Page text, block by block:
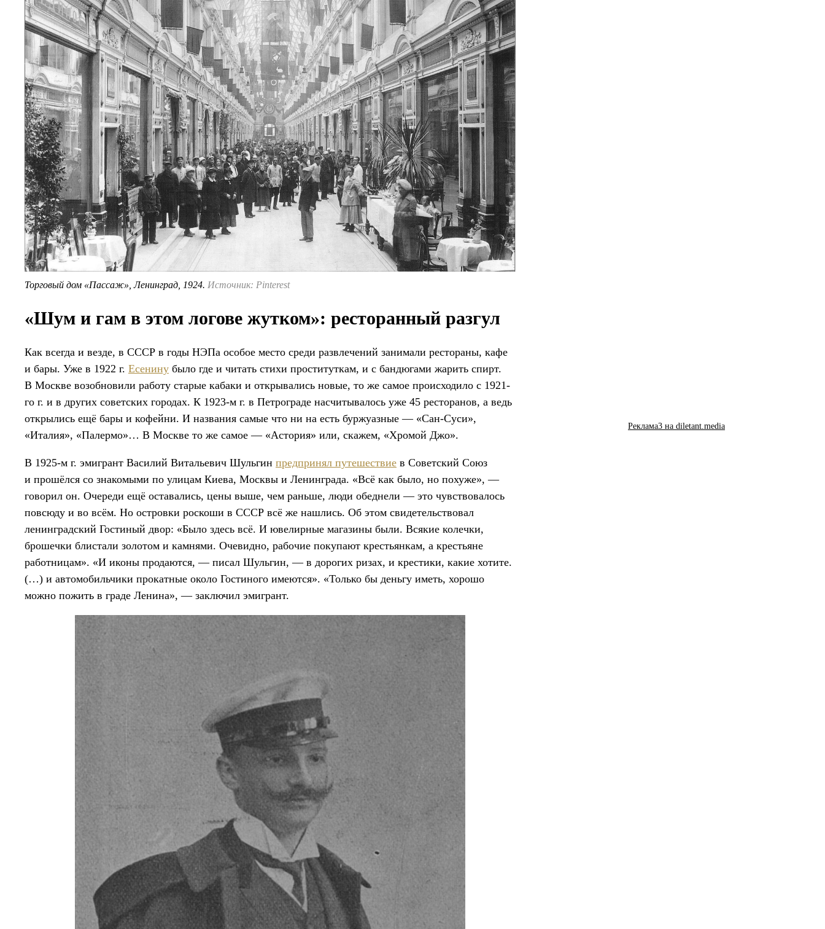
Торговый дом «Пассаж», Ленинград, 1924. Источник: Pinterest
«Шум и гам в этом логове жутком»: ресторанный разгул
Как всегда и везде, в СССР в годы НЭПа особое место среди развлечений занимали рестораны, кафе
и бары. Уже в 1922 г. Есенину было где и читать стихи проституткам, и с бандюгами жарить спирт.
В Москве возобновили работу старые кабаки и открывались новые, то же самое происходило с 1921-
го г. и в других советских городах. К 1923-м г. в Петрограде насчитывалось уже 45 ресторанов, а ведь
открылись ещё бары и кофейни. И названия самые что ни на есть буржуазные — «Сан-Суси»,
«Италия», «Палермо»… В Москве то же самое — «Астория» или, скажем, «Хромой Джо».
В 1925-м г. эмигрант Василий Витальевич Шульгин предпринял путешествие в Советский Союз
и прошёлся со знакомыми по улицам Киева, Москвы и Ленинграда. «Всё как было, но похуже», —
говорил он. Очереди ещё оставались, цены выше, чем раньше, люди обеднели — это чувствовалось
повсюду и во всём. Но островки роскоши в СССР всё же нашлись. Об этом свидетельствовал
ленинградский Гостиный двор: «Было здесь всё. И ювелирные магазины были. Всякие колечки,
брошечки блистали золотом и камнями. Очевидно, рабочие покупают крестьянкам, а крестьяне
работницам». «И иконы продаются, — писал Шульгин, — в дорогих ризах, и крестики, какие хотите.
(…) и автомобильчики прокатные около Гостиного имеются». «Только бы деньгу иметь, хорошо
можно пожить в граде Ленина», — заключил эмигрант.
Реклама3 на diletant.media